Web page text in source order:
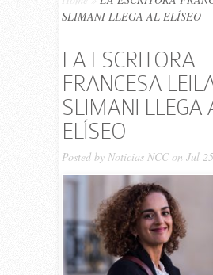
SLIMANI LLEGA AL ELÍSEO
LA ESCRITORA
FRANCESA
SLIMANI LLEGA
ELÍSEO
Posted by Noticias NCCon Jul